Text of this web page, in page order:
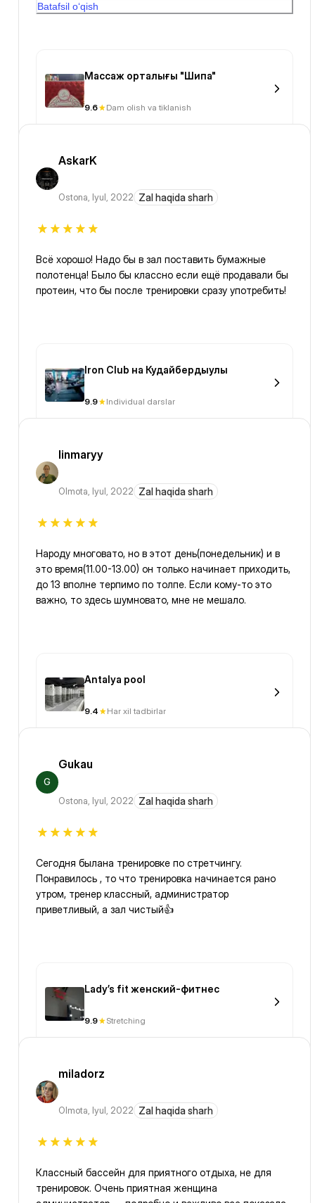
видно, что пришла просто поругаться , вот ничем ей
Batafsil o‘qish
Массаж орталығы "Шипа"
9.6 Dam olish va tiklanish
AskarK
Ostona, Iyul, 2022 Zal haqida sharh
Всё хорошо! Надо бы в зал поставить бумажные
полотенца! Было бы классно если ещё продавали бы
протеин, что бы после тренировки сразу употребить!
Iron Club на Кудайбердыулы
9.9 Individual darslar
linmaryy
Olmota, Iyul, 2022 Zal haqida sharh
Народу многовато, но в этот день(понедельник) и в
это время(11.00-13.00) он только начинает приходить,
до 13 вполне терпимо по толпе. Если кому-то это
важно, то здесь шумновато, мне не мешало.
Antalya pool
9.4 Har xil tadbirlar
G
Gukau
Ostona, Iyul, 2022 Zal haqida sharh
Сегодня былана тренировке по стретчингу.
Понравилось , то что тренировка начинается рано
утром, тренер классный, администратор
приветливый, а зал чистый👍
Lady’s fit женский-фитнес
9.9 Stretching
miladorz
Olmota, Iyul, 2022 Zal haqida sharh
Классный бассейн для приятного отдыха, не для
тренировок. Очень приятная женщина